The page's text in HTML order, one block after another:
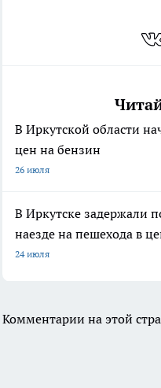
В Иркутской области
цен на бензин
26 июля
В Иркутске задержали
наезде на пешехода в
24 июля
Комментарии на этой